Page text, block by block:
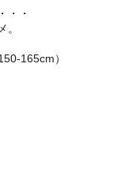
・・
165cm）